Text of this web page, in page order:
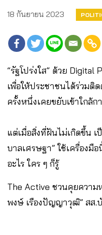
18 กันยายน 2023
“รัฐโปร่งใส” ด้วย Digital
เพื่อให้ประชาชนได้ร่วมติ
ครั้งหนึ่งเคยขยับเข้าใกล้ก
แต่เมื่อสิ่งที่ฝันไม่เกิดขึ้น เ
บาลเศรษฐา” ใช้เครื่องมื
อะไร ใคร ๆ ก็รู้
The Active ชวนคุยความ
พงษ์ เรืองปัญญาวุฒิ” สส.